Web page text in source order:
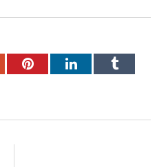
PinterestLinkedInTumblr